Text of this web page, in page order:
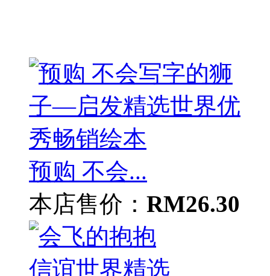
预购 不会...
本店售价： RM26.30